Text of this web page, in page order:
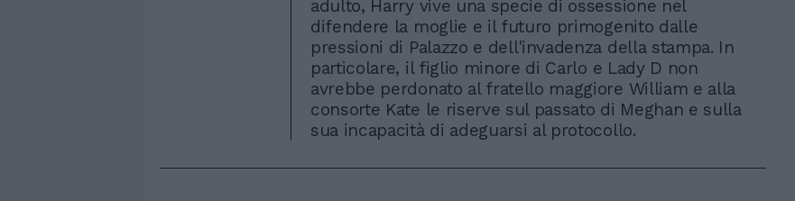
adulto, Harry vive una specie di ossessione nel
difendere la moglie e il futuro primogenito dalle
pressioni di Palazzo e dell'invadenza della stampa. In
particolare, il figlio minore di Carlo e Lady D non
avrebbe perdonato al fratello maggiore William e alla
consorte Kate le riserve sul passato di Meghan e sulla
sua incapacità di adeguarsi al protocollo.